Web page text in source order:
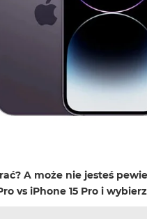
A może nie jesteś
vs iPhone 15 Pro i